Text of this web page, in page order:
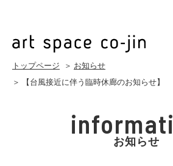
トップページ ＞ お知らせ
＞ 【台風接近に伴う臨時休廊のお知らせ】
お知らせ